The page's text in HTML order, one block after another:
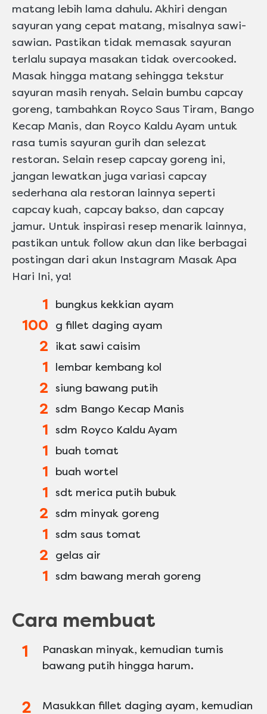
matang lebih lama dahulu. Akhiri dengan
sayuran yang cepat matang, misalnya sawi-
sawian. Pastikan tidak memasak sayuran
terlalu supaya masakan tidak overcooked.
Masak hingga matang sehingga tekstur
sayuran masih renyah. Selain bumbu capcay
goreng, tambahkan Royco Saus Tiram, Bango
Kecap Manis, dan Royco Kaldu Ayam untuk
rasa tumis sayuran gurih dan selezat
restoran. Selain resep capcay goreng ini,
jangan lewatkan juga variasi capcay
sederhana ala restoran lainnya seperti
capcay kuah, capcay bakso, dan capcay
jamur. Untuk inspirasi resep menarik lainnya,
pastikan untuk follow akun dan like berbagai
postingan dari akun Instagram Masak Apa
Hari Ini, ya!
1 bungkus kekkian ayam
100 g fillet daging ayam
2 ikat sawi caisim
1 lembar kembang kol
2 siung bawang putih
2 sdm Bango Kecap Manis
1 sdm Royco Kaldu Ayam
1 buah tomat
1 buah wortel
1 sdt merica putih bubuk
2 sdm minyak goreng
1 sdm saus tomat
2 gelas air
1 sdm bawang merah goreng
Cara membuat
Panaskan minyak, kemudian tumis
bawang putih hingga harum.
Masukkan fillet daging ayam, kemudian